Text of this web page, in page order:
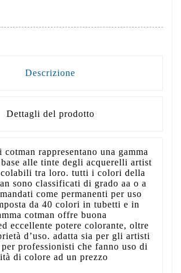
Descrizione
Dettagli del prodotto
rappresentano una gamma
alle tinte degli acquerelli artist
tra loro. tutti i colori della
sono classificati di grado aa o a
come permanenti per uso
da 40 colori in tubetti e in
cotman offre buona
eccellente potere colorante, oltre
d’uso. adatta sia per gli artisti
professionisti che fanno uso di
di colore ad un prezzo